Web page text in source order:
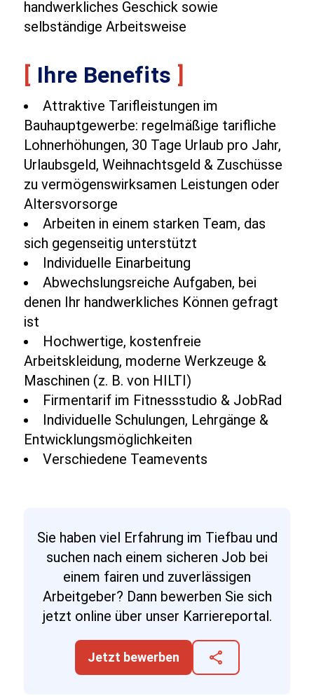
handwerkliches Geschick sowie
selbständige Arbeitsweise
[ Ihre Benefits ]
Attraktive Tarifleistungen im
Bauhauptgewerbe: regelmäßige tarifliche
Lohnerhöhungen, 30 Tage Urlaub pro Jahr,
Urlaubsgeld, Weihnachtsgeld & Zuschüsse
zu vermögenswirksamen Leistungen oder
Altersvorsorge
Arbeiten in einem starken Team, das
sich gegenseitig unterstützt
Individuelle Einarbeitung
Abwechslungsreiche Aufgaben, bei
denen Ihr handwerkliches Können gefragt
ist
Hochwertige, kostenfreie
Arbeitskleidung, moderne Werkzeuge &
Maschinen (z. B. von HILTI)
Firmentarif im Fitnessstudio & JobRad
Individuelle Schulungen, Lehrgänge &
Entwicklungsmöglichkeiten
Verschiedene Teamevents
Sie haben viel Erfahrung im Tiefbau und
suchen nach einem sicheren Job bei
einem fairen und zuverlässigen
Arbeitgeber? Dann bewerben Sie sich
jetzt online über unser Karriereportal.
Jetzt bewerben share